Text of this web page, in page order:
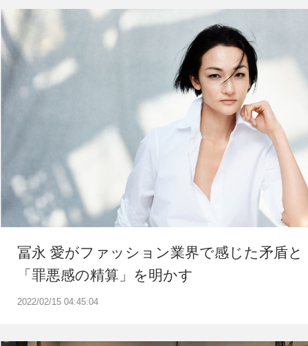
2022/02/15 04:45:04
冨永 愛がファッション業界で感じた矛盾と
「罪悪感の精算」を明かす